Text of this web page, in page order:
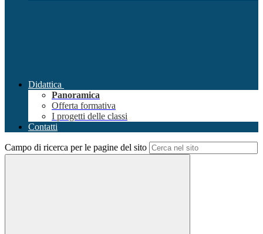
Didattica
Panoramica
Offerta formativa
I progetti delle classi
Contatti
Campo di ricerca per le pagine del sito